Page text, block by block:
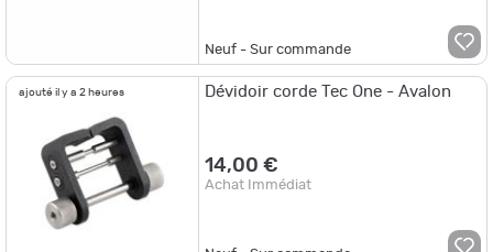
Neuf - Sur commande
ajouté il y a 2 heures Dévidoir corde Tec One - Avalon
14,00 €
Achat Immédiat